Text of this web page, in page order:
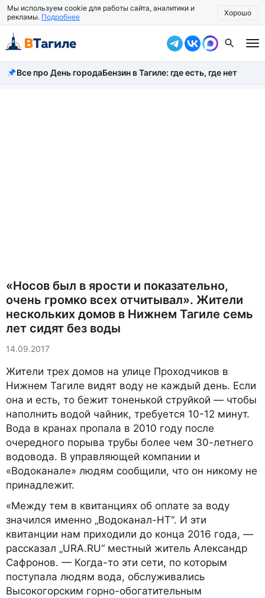
Мы используем cookie для работы сайта, аналитики и
рекламы. Подробнее Хорошо
Все новости
Все про День городаБензин в Тагиле: где есть, где нет
«Носов был в ярости и показательно,
очень громко всех отчитывал». Жители
нескольких домов в Нижнем Тагиле семь
лет сидят без воды
14.09.2017
Жители трех домов на улице Проходчиков в
Нижнем Тагиле видят воду не каждый день. Если
она и есть, то бежит тоненькой струйкой — чтобы
наполнить водой чайник, требуется 10-12 минут.
Вода в кранах пропала в 2010 году после
очередного порыва трубы более чем 30-летнего
водовода. В управляющей компании и
«Водоканале» людям сообщили, что он никому не
принадлежит.
«Между тем в квитанциях об оплате за воду
значился именно „Водоканал-НТ“. И эти
квитанции нам приходили до конца 2016 года, —
рассказал „URA.RU“ местный житель Александр
Сафронов. — Когда-то эти сети, по которым
поступала людям вода, обслуживались
Высокогорским горно-обогатительным